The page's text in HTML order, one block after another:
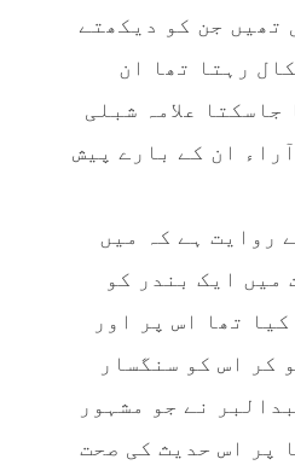
تھیں جن کو دیکھتے
رہتا تھا ان
علامہ شبلی
ان کے بارے پیش
روایت ہے کہ میں
میں ایک بندر کو
تھا اس پر اور
کر اس کو سنگسار
نے جو مشہور
پر اس حدیث کی صحت